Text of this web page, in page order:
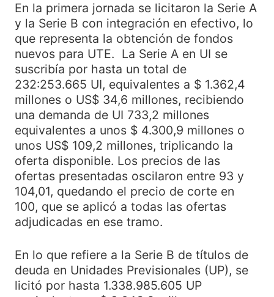
En la primera jornada se licitaron la Serie A
y la Serie B con integración en efectivo, lo
que representa la obtención de fondos
nuevos para UTE. La Serie A en UI se
suscribía por hasta un total de
232:253.665 UI, equivalentes a $ 1.362,4
millones o US$ 34,6 millones, recibiendo
una demanda de UI 733,2 millones
equivalentes a unos $ 4.300,9 millones o
unos US$ 109,2 millones, triplicando la
oferta disponible. Los precios de las
ofertas presentadas oscilaron entre 93 y
104,01, quedando el precio de corte en
100, que se aplicó a todas las ofertas
adjudicadas en ese tramo.
En lo que refiere a la Serie B de títulos de
deuda en Unidades Previsionales (UP), se
licitó por hasta 1.338.985.605 UP